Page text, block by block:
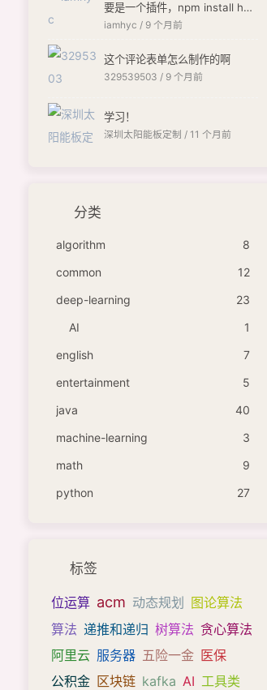
要是一个插件，npm install hex
o-butterfly-envelope --save
iamhyc / 9 个月前
这个评论表单怎么制作的啊
329539503 / 9 个月前
学习！
深圳太阳能板定制 / 11 个月前
分类
algorithm
8
common
12
deep-learning
23
AI
1
english
7
entertainment
5
java
40
machine-learning
3
math
9
python
27
标签
位运算 acm 动态规划 图论算法
算法 递推和递归 树算法 贪心算法
阿里云 服务器 五险一金 医保
公积金 区块链 kafka AI 工具类